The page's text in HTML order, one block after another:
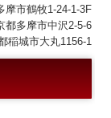
摩市鶴牧1-24-1-3F
都多摩市中沢2-5-6
稲城市大丸1156-1